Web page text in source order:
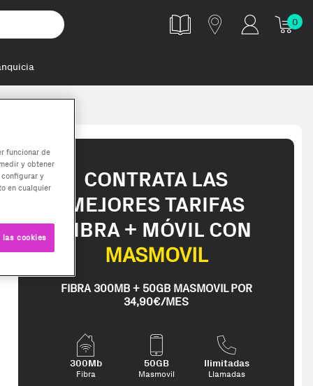
0
CONTRATA LAS
MEJORES TARIFAS
FIBRA + MÓVIL CON
MASMOVIL
FIBRA 300MB + 50GB MASMOVIL POR
34,90€/MES
300Mb
Fibra
50GB
Masmovil
Ilimitadas
Llamadas
funcionar de
y obtener
y
en cualquier
cookies